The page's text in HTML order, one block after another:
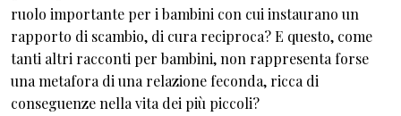
ruolo importante per i bambini con cui instaurano un
rapporto di scambio, di cura reciproca? E questo, come
tanti altri racconti per bambini, non rappresenta forse
una metafora di una relazione feconda, ricca di
conseguenze nella vita dei più piccoli?